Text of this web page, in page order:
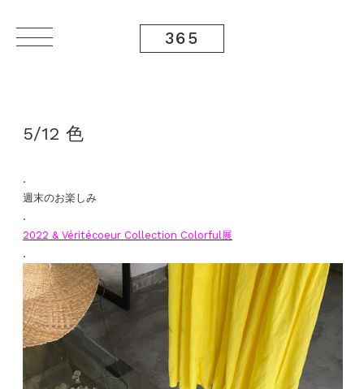
365
5/12 色
.
週末のお楽しみ
.
2022 & Véritécoeur Collection Colorful展
.